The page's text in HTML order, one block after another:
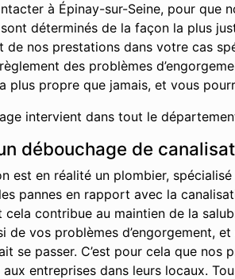
à Épinay-sur-Seine, pour
déterminés de la façon la plus
nos prestations dans votre cas
des problèmes
plus propre que jamais, et vous
intervient dans tout le
débouchage de
est en réalité un plombier,
pannes en rapport avec la
cela contribue au maintien de la
de vos problèmes d’engorgement,
se passer. C’est pour cela que nos
aux entreprises dans leurs locaux.